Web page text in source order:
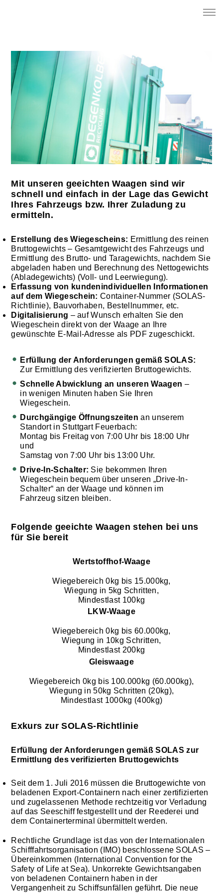
Mit unseren geeichten Waagen sind wir
schnell und einfach in der Lage das Gewicht
Ihres Fahrzeugs bzw. Ihrer Zuladung zu
ermitteln.
Erstellung des Wiegescheins: Ermittlung des reinen
Bruttogewichts – Gesamtgewicht des Fahrzeugs und
Ermittlung des Brutto- und Taragewichts, nachdem Sie
abgeladen haben und Berechnung des Nettogewichts
(Abladegewichts) (Voll- und Leerwiegung).
Erfassung von kundenindividuellen Informationen
auf dem Wiegeschein: Container-Nummer (SOLAS-
Richtlinie), Bauvorhaben, Bestellnummer, etc.
Digitalisierung – auf Wunsch erhalten Sie den
Wiegeschein direkt von der Waage an Ihre
gewünschte E-Mail-Adresse als PDF zugeschickt.
Erfüllung der Anforderungen gemäß SOLAS:
Zur Ermittlung des verifizierten Bruttogewichts.
Schnelle Abwicklung an unseren Waagen –
in wenigen Minuten haben Sie Ihren
Wiegeschein.
Durchgängige Öffnungszeiten an unserem
Standort in Stuttgart Feuerbach:
Montag bis Freitag von 7:00 Uhr bis 18:00 Uhr
und
Samstag von 7:00 Uhr bis 13:00 Uhr.
Drive-In-Schalter: Sie bekommen Ihren
Wiegeschein bequem über unseren „Drive-In-
Schalter“ an der Waage und können im
Fahrzeug sitzen bleiben.
Folgende geeichte Waagen stehen bei uns
für Sie bereit
Wertstoffhof-Waage
Wiegebereich 0kg bis 15.000kg,
Wiegung in 5kg Schritten,
Mindestlast 100kg
LKW-Waage
Wiegebereich 0kg bis 60.000kg,
Wiegung in 10kg Schritten,
Mindestlast 200kg
Gleiswaage
Wiegebereich 0kg bis 100.000kg (60.000kg),
Wiegung in 50kg Schritten (20kg),
Mindestlast 1000kg (400kg)
Exkurs zur SOLAS-Richtlinie
Erfüllung der Anforderungen gemäß SOLAS zur
Ermittlung des verifizierten Bruttogewichts
Seit dem 1. Juli 2016 müssen die Bruttogewichte von
beladenen Export-Containern nach einer zertifizierten
und zugelassenen Methode rechtzeitig vor Verladung
auf das Seeschiff festgestellt und der Reederei und
dem Containerterminal übermittelt werden.
Rechtliche Grundlage ist das von der Internationalen
Schifffahrtsorganisation (IMO) beschlossene SOLAS –
Übereinkommen (International Convention for the
Safety of Life at Sea). Unkorrekte Gewichtsangaben
von beladenen Containern haben in der
Vergangenheit zu Schiffsunfällen geführt. Die neue